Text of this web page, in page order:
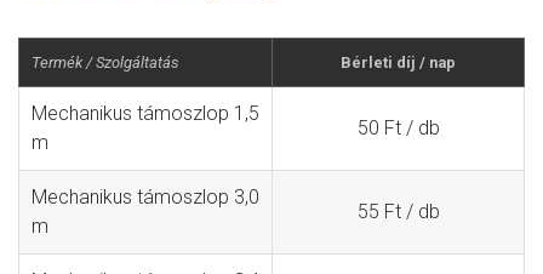
Termék / Szolgáltatás Bérleti díj / nap
Mechanikus támoszlop 1,5
m
50 Ft / db
Mechanikus támoszlop 3,0
m
55 Ft / db